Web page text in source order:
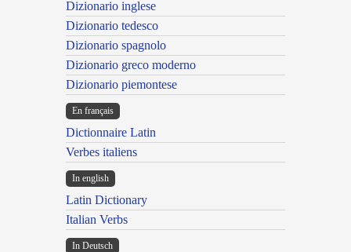
Dizionario inglese
Dizionario tedesco
Dizionario spagnolo
Dizionario greco moderno
Dizionario piemontese
En français
Dictionnaire Latin
Verbes italiens
In english
Latin Dictionary
Italian Verbs
In Deutsch